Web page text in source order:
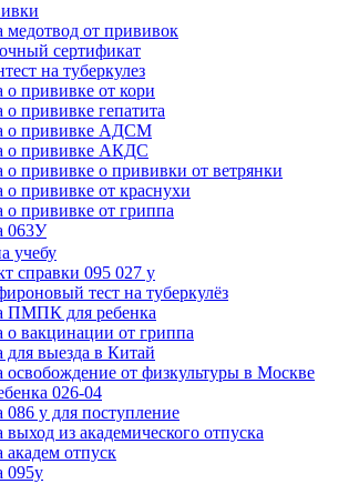
медотвод от прививок
сертификат
на туберкулез
о прививке от кори
о прививке гепатита
о прививке АДСМ
о прививке АКДС
о прививке о прививки от ветрянки
о прививке от краснухи
о прививке от гриппа
063У
учебу
справки 095 027 у
тест на туберкулёз
ПМПК для ребенка
о вакцинации от гриппа
для выезда в Китай
освобождение от физкультуры в Москве
026-04
086 у для поступление
выход из академического отпуска
академ отпуск
095у